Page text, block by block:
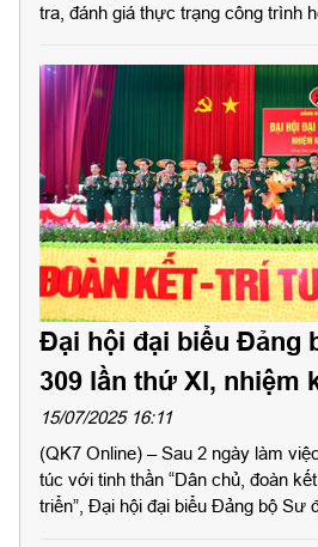
tra, đánh giá thực trạng công trình
Thiếu tướng Đặng Văn Lẫm, Phó
Đại hội đại biểu Đảng
309 lần thứ XI, nhiệm
thành công tốt đẹp
15/07/2025 16:11
(QK7 Online) – Sau 2 ngày làm
túc với tinh thần “Dân chủ, đoàn
triển”, Đại hội đại biểu Đảng bộ Sư